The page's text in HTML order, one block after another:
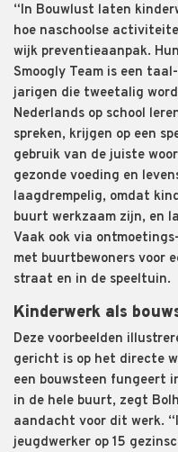
“In Bouwlust laten
hoe naschoolse
wijk preventieaanpak.
Smoogly Team is een
jarigen die tweetalig
Nederlands op school
spreken, krijgen op een
gebruik van de juiste
gezonde voeding en
laagdrempelig, omdat
buurt werkzaam zijn, en
Vaak ook via
met buurtbewoners voor
straat en in de speeltuin.
Kinderwerk als
Deze voorbeelden
gericht is op het directe
een bouwsteen fungeert
in de hele buurt, zegt
aandacht voor dit werk.
jeugdwerker op 15